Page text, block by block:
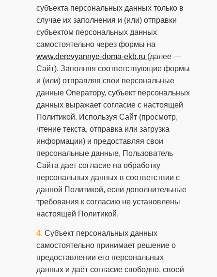
субъекта персональных данных только в
случае их заполнения и (или) отправки
субъектом персональных данных
самостоятельно через формы на
www.derevyannye-doma-ekb.ru (далее —
Сайт). Заполняя соответствующие формы
и (или) отправляя свои персональные
данные Оператору, субъект персональных
данных выражает согласие с настоящей
Политикой. Используя Сайт (просмотр,
чтение текста, отправка или загрузка
информации) и предоставляя свои
персональные данные, Пользователь
Сайта дает согласие на обработку
персональных данных в соответствии с
данной Политикой, если дополнительные
требования к согласию не установлены
настоящей Политикой.
Субъект персональных данных
самостоятельно принимает решение о
предоставлении его персональных
данных и даёт согласие свободно, своей